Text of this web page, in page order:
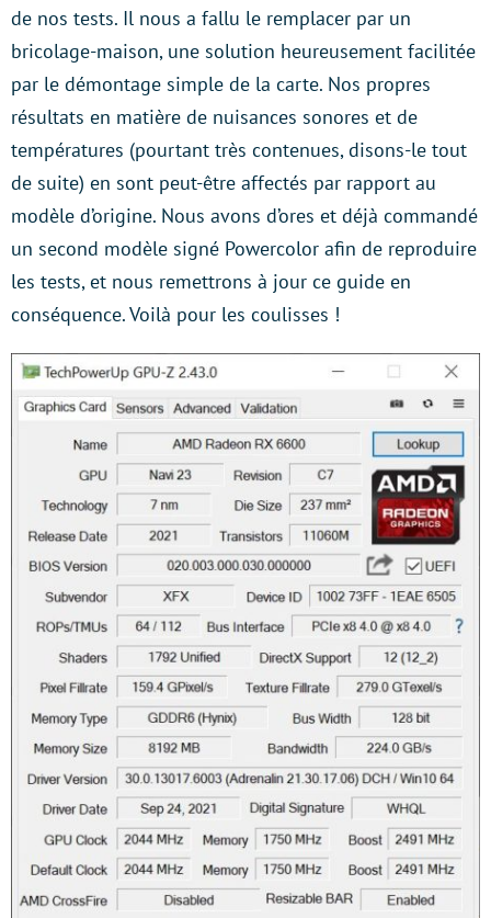
de nos tests. Il nous a fallu le remplacer par un
bricolage-maison, une solution heureusement facilitée
par le démontage simple de la carte. Nos propres
résultats en matière de nuisances sonores et de
températures (pourtant très contenues, disons-le tout
de suite) en sont peut-être affectés par rapport au
modèle d’origine. Nous avons d’ores et déjà commandé
un second modèle signé Powercolor afin de reproduire
les tests, et nous remettrons à jour ce guide en
conséquence. Voilà pour les coulisses !